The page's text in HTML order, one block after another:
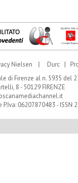
Nielsen | Durc |
di Firenze al n. 5935 del
8 - 50129 FIRENZE
P.Iva: 06207870483 - ISSN